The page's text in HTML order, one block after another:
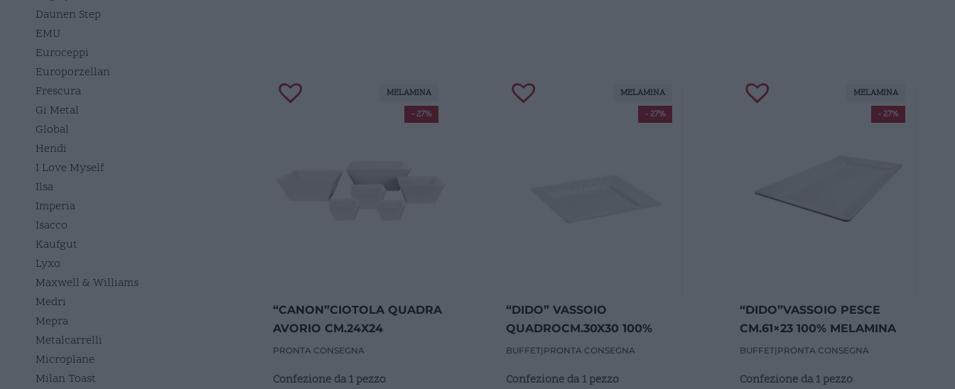
“CANON”CIOTOLA QUADRA
AVORIO CM.24X24
MELAMINA
PRONTA CONSEGNA
Confezione da 1 pezzo
- 27%
MELAMINA
“DIDO” VASSOIO
QUADROCM.30X30 100%
MELAMINA
BUFFET| PRONTA CONSEGNA
Confezione da 1 pezzo
- 27%
MELAMINA
“DIDO”VASSOIO PESCE
CM.61×23 100% MELAMINA
BUFFET| PRONTA CONSEGNA
Confezione da 1 pezzo
- 27%
MELAMINA
Daunen Step
EMU
Euroceppi
Europorzellan
Frescura
Gi Metal
Global
Hendi
I Love Myself
Ilsa
Imperia
Isacco
Kaufgut
Lyxo
Maxwell & Williams
Medri
Mepra
Metalcarrelli
Microplane
Milan Toast